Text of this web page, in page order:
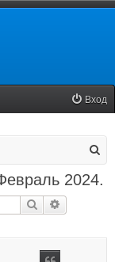
Вход
и
2024.
Поиск